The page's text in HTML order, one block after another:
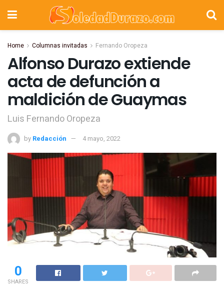
Home Columnas invitadas Fernando Oropeza
Alfonso Durazo extiende
acta de defunción a
maldición de Guaymas
Luis Fernando Oropeza
by Redacción 4 mayo, 2022
0
SHARES